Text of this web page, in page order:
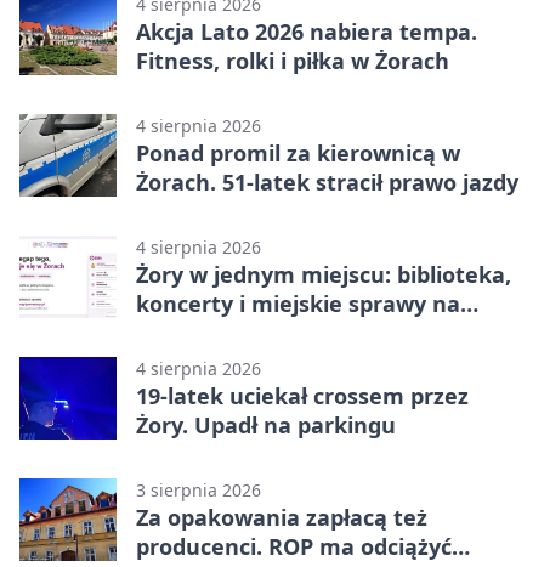
4 sierpnia 2026
Akcja Lato 2026 nabiera tempa.
Fitness, rolki i piłka w Żorach
4 sierpnia 2026
Ponad promil za kierownicą w
Żorach. 51-latek stracił prawo jazdy
4 sierpnia 2026
Żory w jednym miejscu: biblioteka,
koncerty i miejskie sprawy na
4 sierpnia 2026
19-latek uciekał crossem przez
Żory. Upadł na parkingu
3 sierpnia 2026
Za opakowania zapłacą też
producenci. ROP ma odciążyć